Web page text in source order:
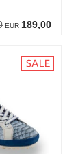
EUR 189,00